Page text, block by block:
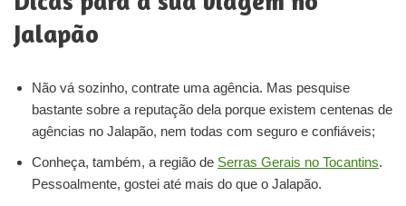
Jalapão
Não vá sozinho, contrate uma agência. Mas pesquise
bastante sobre a reputação dela porque existem centenas de
agências no Jalapão, nem todas com seguro e confiáveis;
Conheça, também, a região de Serras Gerais no Tocantins.
Pessoalmente, gostei até mais do que o Jalapão.